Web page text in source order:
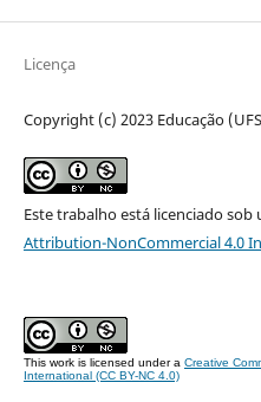
Licença
Copyright (c) 2023 Educação
Este trabalho está licenciado sob
Attribution-NonCommercial 4.0
This work is licensed under a Creative
International (CC BY-NC 4.0)